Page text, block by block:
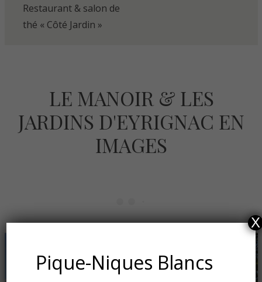
Restaurant & salon de
thé « Côté Jardin »
LE MANOIR & LES
JARDINS D'EYRIGNAC EN
IMAGES
Pique-Niques Blancs
X